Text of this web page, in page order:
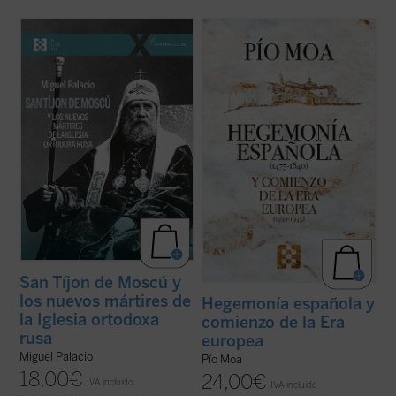
1917, en los días de la revolución rusa. Su
mandato no duró ni ocho años. Falleció en
1925, a los sesenta años, casi seguro
envenenado. En 1989 fue declarado santo,
el primero de los nuevos mártires ...(ver
ficha)
San Tíjon de Moscú y
los nuevos mártires de
la Iglesia ortodoxa
rusa
Miguel Palacio
18,00€ IVA incluido
Punto esencial del libro es la concepción de
la época como comienzo de la que puede
llamarse la «Era Europea», en la que el
especialmente de España, Francia e
Inglaterra, países sucesivamente
hegemónicos, ...
(ver ficha)
Hegemonía española y
comienzo de la Era
europea
Pío Moa
24,00€ IVA incluido